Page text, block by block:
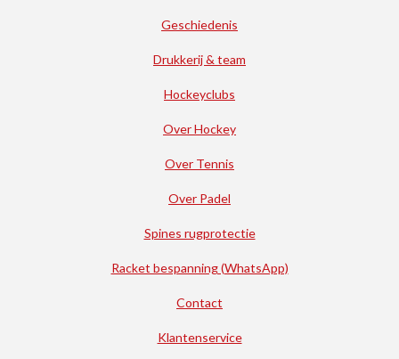
Geschiedenis
Drukkerij & team
Hockeyclubs
Over Hockey
Over Tennis
Over Padel
Spines rugprotectie
Racket bespanning (WhatsApp)
Contact
Klantenservice